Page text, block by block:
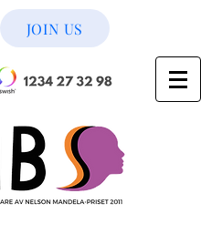
JOIN US